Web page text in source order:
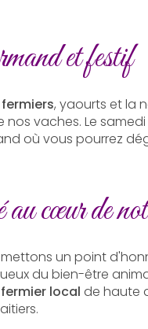
et festif
, yaourts et la
vaches. Le
où vous pourrez
cœur de
un point
du bien-être
local de haute